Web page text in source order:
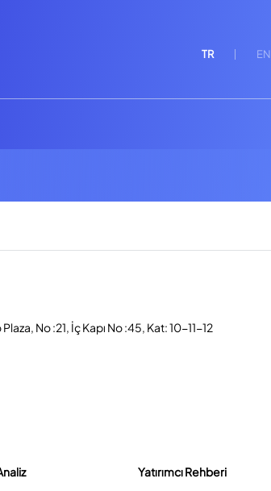
TR EN
No :21, İç Kapı No :45, Kat: 10-11-12
Yatırımcı Rehberi